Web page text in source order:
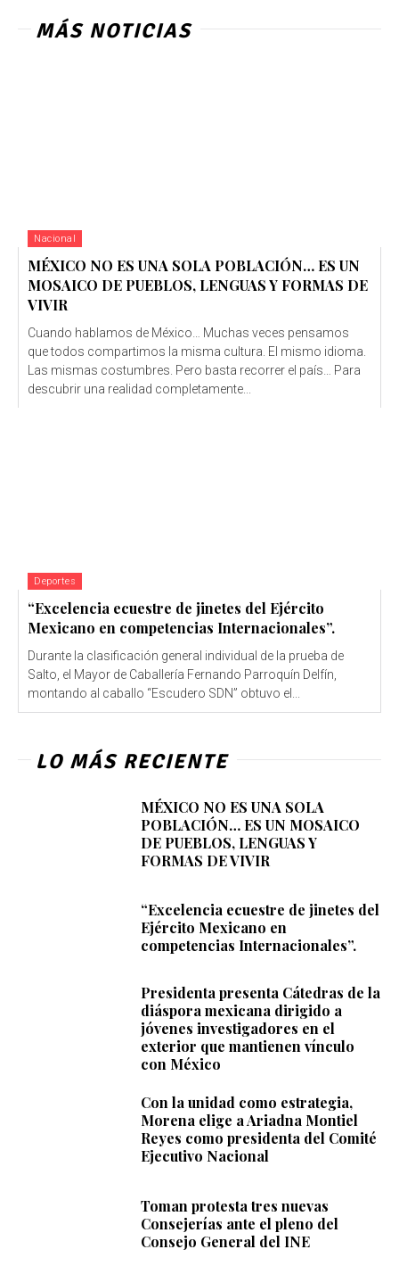
MÁS NOTICIAS
Nacional
MÉXICO NO ES UNA SOLA POBLACIÓN… ES UN
MOSAICO DE PUEBLOS, LENGUAS Y FORMAS DE
VIVIR
Cuando hablamos de México… Muchas veces pensamos
que todos compartimos la misma cultura. El mismo idioma.
Las mismas costumbres. Pero basta recorrer el país… Para
descubrir una realidad completamente...
Deportes
“Excelencia ecuestre de jinetes del Ejército
Mexicano en competencias Internacionales”.
Durante la clasificación general individual de la prueba de
Salto, el Mayor de Caballería Fernando Parroquín Delfín,
montando al caballo “Escudero SDN” obtuvo el...
LO MÁS RECIENTE
MÉXICO NO ES UNA SOLA
POBLACIÓN… ES UN MOSAICO
DE PUEBLOS, LENGUAS Y
FORMAS DE VIVIR
“Excelencia ecuestre de jinetes del
Ejército Mexicano en
competencias Internacionales”.
Presidenta presenta Cátedras de la
diáspora mexicana dirigido a
jóvenes investigadores en el
exterior que mantienen vínculo
con México
Con la unidad como estrategia,
Morena elige a Ariadna Montiel
Reyes como presidenta del Comité
Ejecutivo Nacional
Toman protesta tres nuevas
Consejerías ante el pleno del
Consejo General del INE